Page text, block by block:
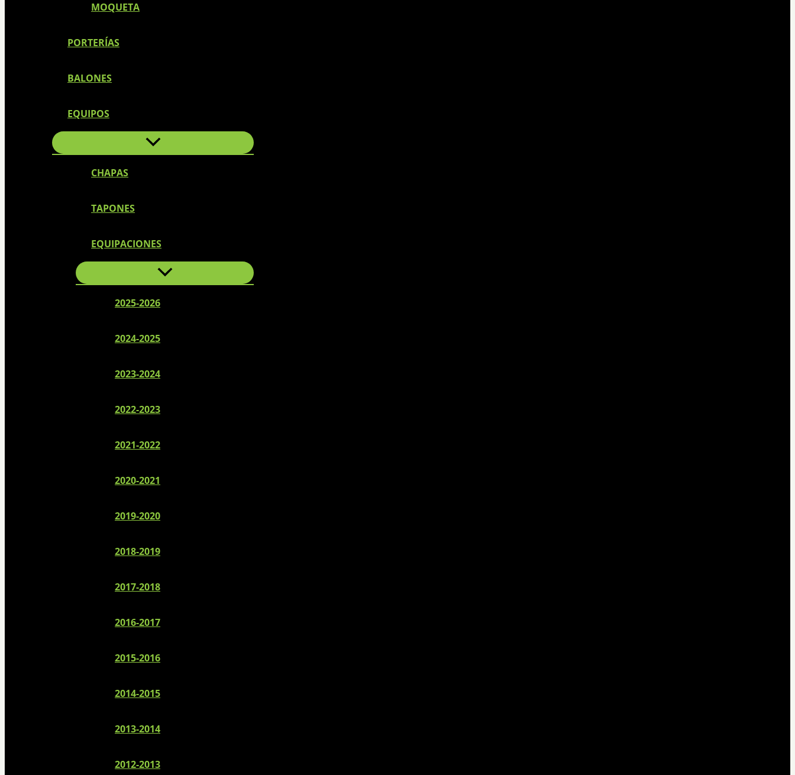
MOQUETA
PORTERÍAS
BALONES
EQUIPOS
CHAPAS
TAPONES
EQUIPACIONES
2025-2026
2024-2025
2023-2024
2022-2023
2021-2022
2020-2021
2019-2020
2018-2019
2017-2018
2016-2017
2015-2016
2014-2015
2013-2014
2012-2013